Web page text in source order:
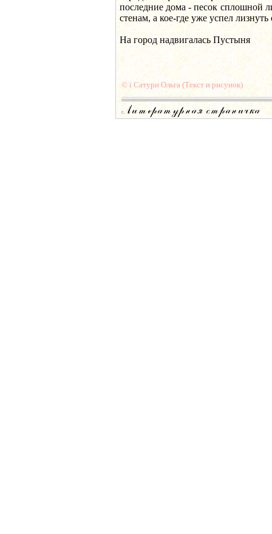
последние дома - песок сплошной
стенам, а кое-где уже успел
На город надвигалась Пустыня
© ї Сатурн Ольга (Текст и рисунок)